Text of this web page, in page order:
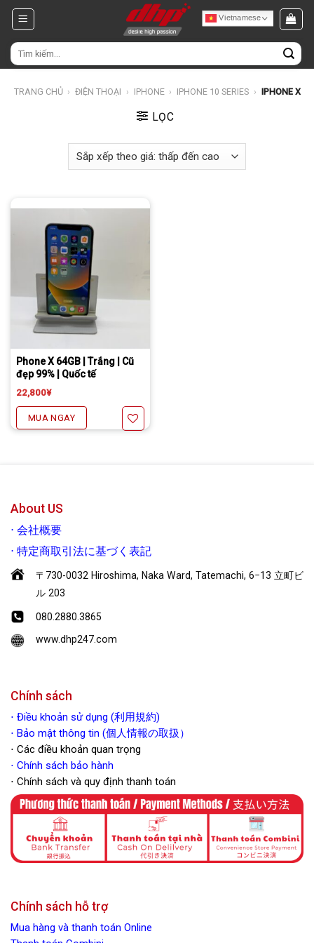
Chuyển
đến
nội
dung
Tìm
kiếm:
TRANG CHỦ › ĐIỆN THOẠI › IPHONE › IPHONE 10 SERIES › IPHONE X
LỌC
Phone X 64GB | Trắng | Cũ
đẹp 99% | Quốc tế
22,800¥
MUA NGAY
About US
⋅ 会社概要
⋅ 特定商取引法に基づく表記
〒730-0032 Hiroshima, Naka Ward, Tatemachi, 6−13 立町ビ
ル 203
080.2880.3865
www.dhp247.com
Chính sách
⋅ Điều khoản sử dụng (利用規約)
⋅ Bảo mật thông tin (個人情報の取扱）
⋅ Các điều khoản quan trọng
⋅ Chính sách bảo hành
⋅ Chính sách và quy định thanh toán
Chính sách hỗ trợ
Mua hàng và thanh toán Online
Vietnamese